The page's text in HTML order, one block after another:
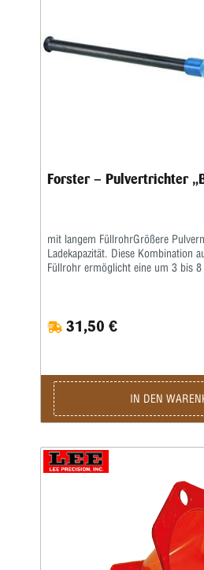
Forster – Pulvertrichter
mit langem FüllrohrGrößere
Ladekapazität. Diese Kombination
Füllrohr ermöglicht eine um 3 bis
von Volumen zu Gewicht, sodass
komprimiert werden muss.
31,50 €
IN DEN